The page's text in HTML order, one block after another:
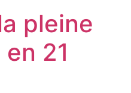
pleine
21